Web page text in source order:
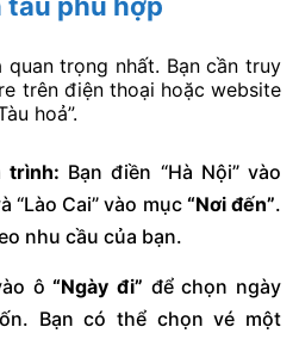
tàu phù hợp
trọng nhất. Bạn cần truy
trên điện thoại hoặc website
hoả”.
trình: Bạn điền “Hà Nội” vào
“Lào Cai” vào mục “Nơi đến”.
nhu cầu của bạn.
ô“Ngày đi” để chọn ngày
Bạn có thể chọn vé một